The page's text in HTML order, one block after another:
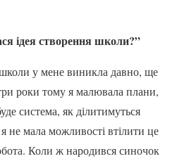
ідея створення школи?”
школи у мене виникла давно, ще
роки тому я малювала плани,
система, як ділитимуться
не мала можливості втілити це
Коли ж народився синочок